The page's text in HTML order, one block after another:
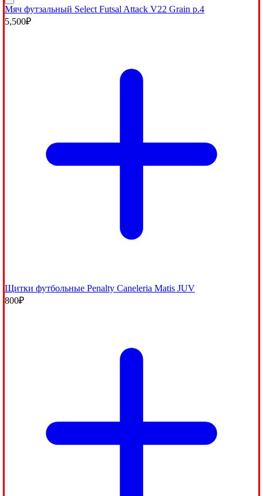
Мяч футзальный Select Futsal Attack V22 Grain р.4
5,500₽
Щитки футбольные Penalty Caneleria Matis JUV
800₽